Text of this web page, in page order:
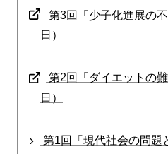
第3回「少子化進展の
日）
第2回「ダイエットの
日）
第1回「現代社会の問題